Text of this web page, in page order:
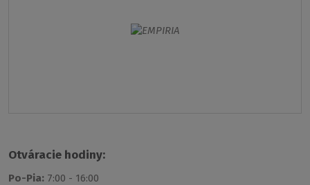
Otváracie hodiny:
Po-Pia: 7:00 - 16:00